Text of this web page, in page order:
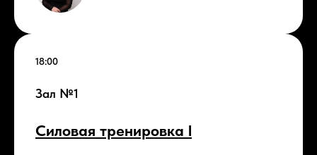
18:00
Зал №1
Силовая тренировка l